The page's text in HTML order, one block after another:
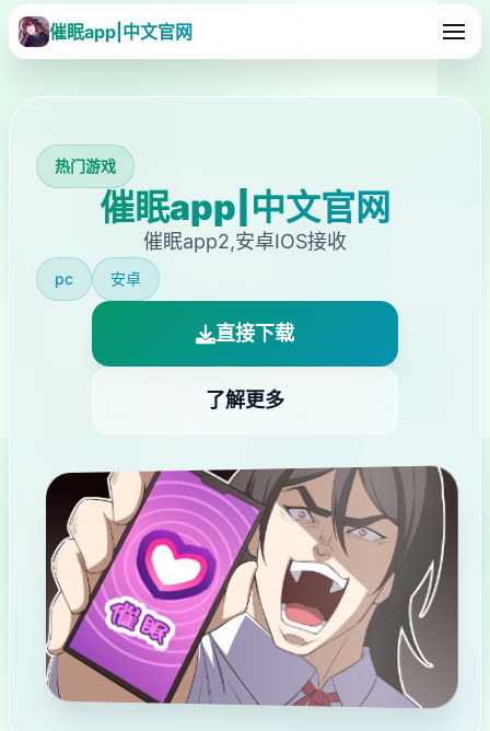
催眠app|中文官网
热门游戏
催眠app|中文官网
催眠app2,安卓IOS接收
pc 安卓
直接下载
了解更多